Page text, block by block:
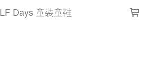
LF Days 童裝童鞋